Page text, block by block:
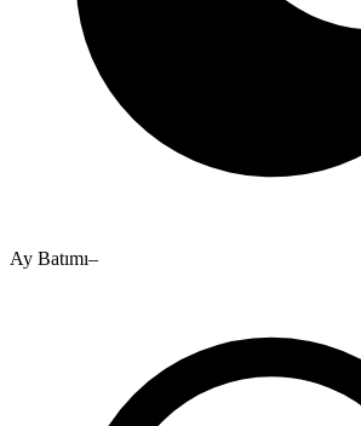
Ay Batımı–